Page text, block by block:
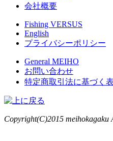
会社概要
Fishing VERSUS
English
プライバシーポリシー
General MEIHO
お問い合わせ
特定商取引法に基づく
Copyright(C)2015 meihokagaku